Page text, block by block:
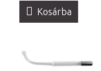
Kosárba